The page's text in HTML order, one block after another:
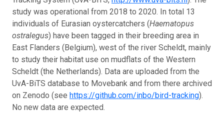
study was operational from 2018 to 2020. In total 13
individuals of Eurasian oystercatchers (Haematopus
ostralegus) have been tagged in their breeding area in
East Flanders (Belgium), west of the river Scheldt, mainly
to study their habitat use on mudflats of the Western
Scheldt (the Netherlands). Data are uploaded from the
UvA-BiTS database to Movebank and from there archived
on Zenodo (see https://github.com/inbo/bird-tracking).
No new data are expected.